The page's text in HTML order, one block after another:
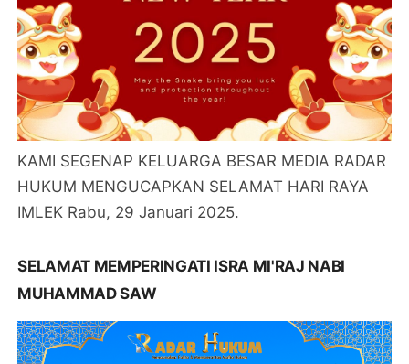
KAMI SEGENAP KELUARGA BESAR MEDIA RADAR
HUKUM MENGUCAPKAN SELAMAT HARI RAYA
IMLEK Rabu, 29 Januari 2025.
SELAMAT MEMPERINGATI ISRA MI'RAJ NABI
MUHAMMAD SAW